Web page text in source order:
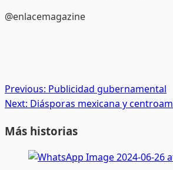
@enlacemagazine
Post
navigation
Previous: Publicidad gubernamental
Next: Diásporas mexicana y
Más historias